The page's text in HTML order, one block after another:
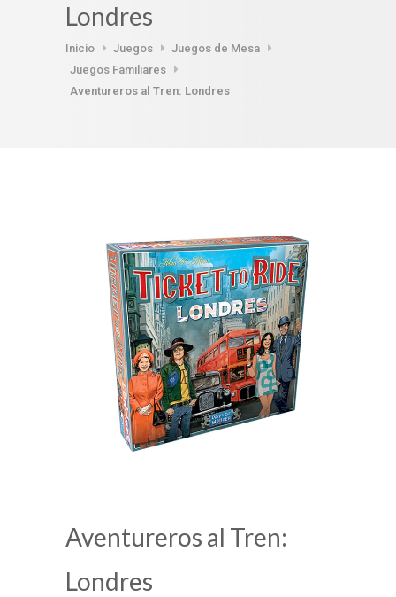
Londres
Inicio Juegos
Juegos de Mesa
Juegos Familiares
Aventureros al Tren: Londres
Aventureros al Tren:
Londres